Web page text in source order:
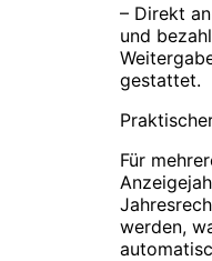
– Direkt
und
gestattet.
Für
werden,